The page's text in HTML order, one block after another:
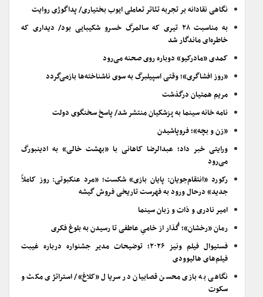
نگاهی نقادانه بر تجربه تئاتر تعاملی ایوب بختیاری/ پداگوژی روایت
به مناسبت ۲۸ تیری که سالمرگ خسرو شکیبایی بود/ دیداری که
خاطره‌ای ماندگار شد
کمدی «مادرکیو» دوباره روی صحنه می‌رود
«روز افشاگری»؛ وقتی اسپیلبرگ به سوی ناشناخته‌ها بازمی‌گردد
مریم همتیان درگذشت
نامه خانه سینما به پزشکیان منتشر شد/ پاسخ سخنگوی دولت
«زن و بچه»؛ فروپاشیدن
ورایتی خبر داد؛ عبدالرضا کاهانی با «بهشت خالی» به ادینبورگ
می‌رود
رکورد «انتقام‌جویان: پایان بازی» شکست؛ «مرد عنکبوتی: روز کاملاً
جدید» درحال ورود به فهرست تاریخی فروش گیشه
امیر نادری و ذات و زبان سینما
رمان «رخشان»؛ گُذار از خامیِ عاطفی تا رسیدن به بلوغ فکری
فستیوال فیلم ونیز ۲۰۲۶؛ توضیحات مدیر جشنواره درباره غیبت
فیلم‌های هالیوودی
نگاهی به بازی محسن قصابیان در سریال «کلاغ»/ استراتژی مکث و
سکوت